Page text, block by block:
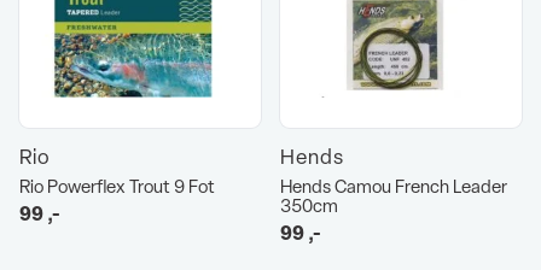
Rio
Rio Powerflex Trout 9 Fot
99,-
Hends
Hends Camou French Leader
350cm
99,-